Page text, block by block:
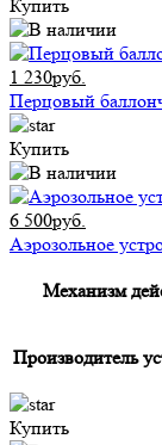
Купить
1 230руб.
Перцовый
Купить
6 500руб.
Аэрозольное
Механизм
Производитель
Купить